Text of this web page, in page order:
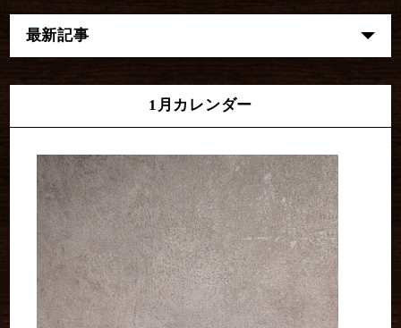
最新記事
1月カレンダー